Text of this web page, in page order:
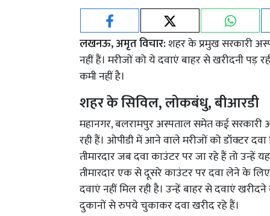
लखनऊ, अमृत विचार:शहर के प्रमुख सरकारी
नहीं हैं। मरीजों को ये दवाएं बाहर से खरीदनी
कमी नहीं है।
शहर के सिविल, लोकबंधु, बीआरडी
महानगर, बलरामपुर अस्पताल समेत कई सरकारी
रही हैं। ओपीडी में आने वाले मरीजों को डॉक्टर
तीमारदार जब दवा काउंटर पर जा रहे हैं तो उन्हें
तीमारदार एक से दूसरे काउंटर पर दवा लेने के
दवाएं नहीं मिल रही है। उन्हें बाहर से दवाएं
दुकानों से रुपये चुकाकर दवा खरीद रहे हैं।